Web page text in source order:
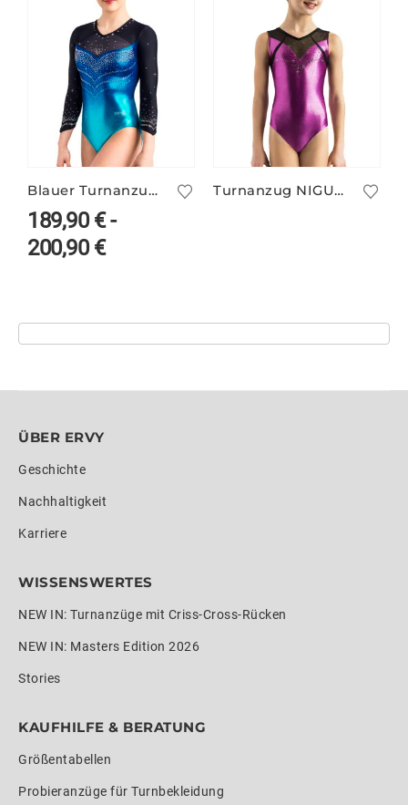
Blauer Turnanzug ANNELLA/1
189,90€-
200,90€
Turnanzug NIGUE/8
ÜBER ERVY
Geschichte
Nachhaltigkeit
Karriere
WISSENSWERTES
NEW IN: Turnanzüge mit Criss-Cross-Rücken
NEW IN: Masters Edition 2026
Stories
KAUFHILFE & BERATUNG
Größentabellen
Probieranzüge für Turnbekleidung